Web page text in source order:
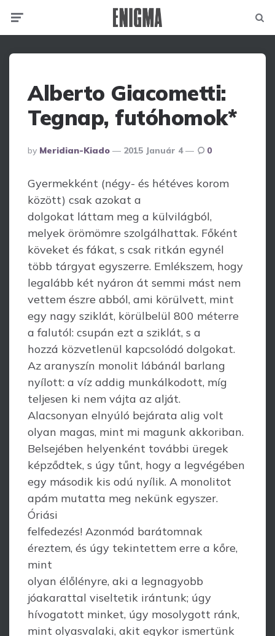
Alberto Giacometti:
Tegnap, futóhomok*
Posted
By
By Meridian-Kiado 2015 Január 4 0
Gyermekként (négy- és hétéves korom
között) csak azokat a
dolgokat láttam meg a külvilágból,
melyek örömömre szolgálhattak. Főként
köveket és fákat, s csak ritkán egynél
több tárgyat egyszerre. Emlékszem, hogy
legalább két nyáron át semmi mást nem
vettem észre abból, ami körülvett, mint
egy nagy sziklát, körülbelül 800 méterre
a falutól: csupán ezt a sziklát, s a
hozzá közvetlenül kapcsolódó dolgokat.
Az aranyszín monolit lábánál barlang
nyílott: a víz addig munkálkodott, míg
teljesen ki nem vájta az alját.
Alacsonyan elnyúló bejárata alig volt
olyan magas, mint mi magunk akkoriban.
Belsejében helyenként további üregek
képződtek, s úgy tűnt, hogy a legvégében
egy második kis odú nyílik. A monolitot
apám mutatta meg nekünk egyszer.
Óriási
felfedezés! Azonmód barátomnak
éreztem, és úgy tekintettem erre a kőre,
mint
olyan élőlényre, aki a legnagyobb
jóakarattal viseltetik irántunk; úgy
hívogatott minket, úgy mosolygott ránk,
mint olyasvalaki, akit egykor ismertünk